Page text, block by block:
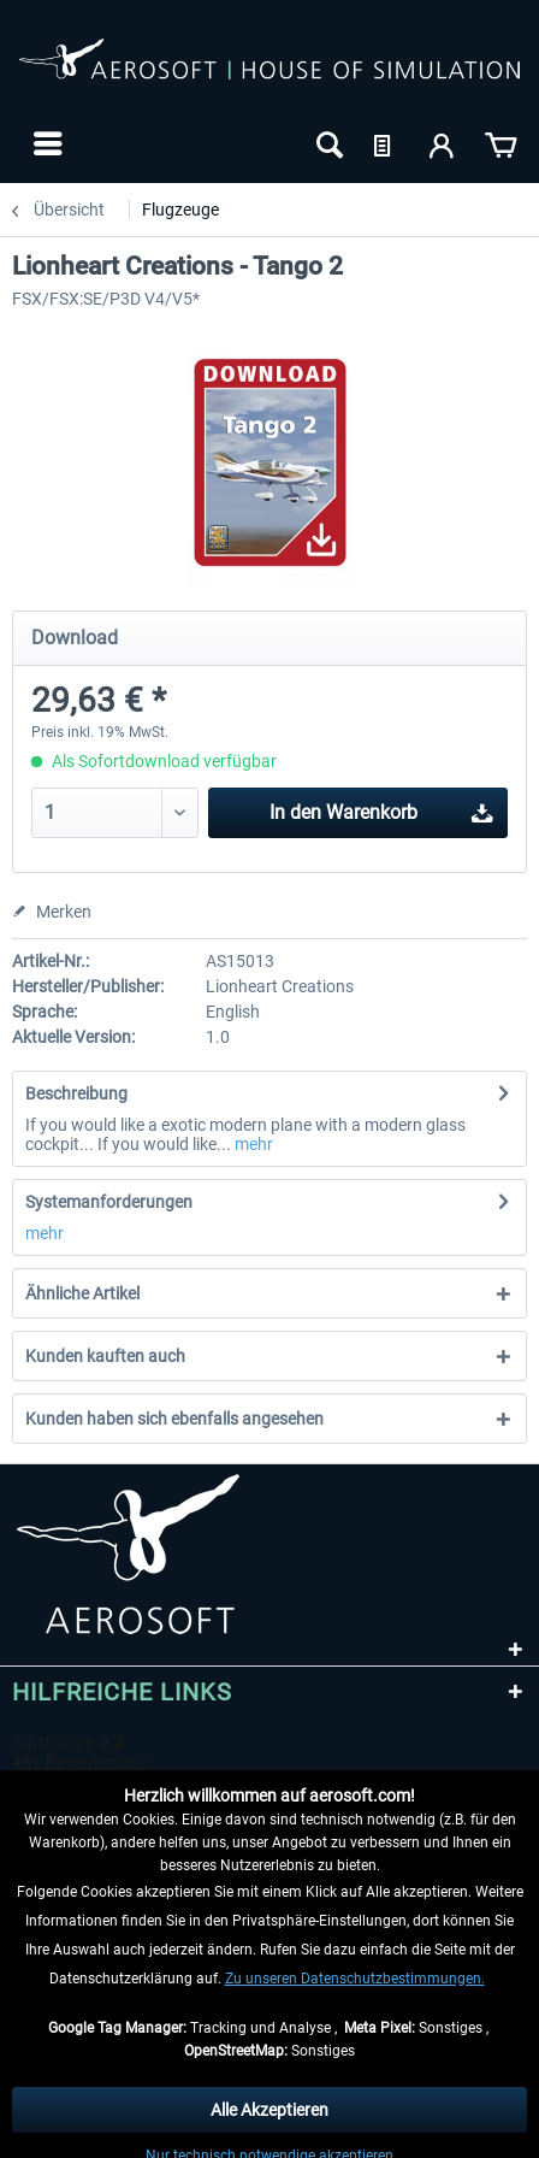
Übersicht Flugzeuge
Airbus Bundle
52,33 € *
Lionheart Creations - Tango 2
FSX/FSX:SE/P3D V4/V5*
Download
29,63 € *
Preis inkl. 19% MwSt.
Als Sofortdownload verfügbar
In den Warenkorb
Merken
Artikel-Nr.:
AS15013
Hersteller/Publisher:
Lionheart Creations
Sprache:
English
Aktuelle Version:
1.0
Beschreibung
If you would like a exotic modern plane with a modern glass
cockpit... If you would like... mehr
Systemanforderungen
mehr
Ähnliche Artikel
Kunden kauften auch
Kunden haben sich ebenfalls angesehen
HILFREICHE LINKS
VERTRAG WIDERRUFEN
INFORMATIONEN
anders beschrieben.
** Gilt für Lieferungen innerhalb Deutschlands, Lieferzeiten für andere Länder
Herzlich willkommen auf aerosoft.com!
Wir verwenden Cookies. Einige davon sind technisch notwendig (z.B. für den
Warenkorb), andere helfen uns, unser Angebot zu verbessern und Ihnen ein
besseres Nutzererlebnis zu bieten.
Folgende Cookies akzeptieren Sie mit einem Klick auf Alle akzeptieren. Weitere
Informationen finden Sie in den Privatsphäre-Einstellungen, dort können Sie
Ihre Auswahl auch jederzeit ändern. Rufen Sie dazu einfach die Seite mit der
Datenschutzerklärung auf. Zu unseren Datenschutzbestimmungen.
Google Tag Manager:Tracking und Analyse , Meta Pixel:Sonstiges ,
OpenStreetMap: Sonstiges
Alle Akzeptieren